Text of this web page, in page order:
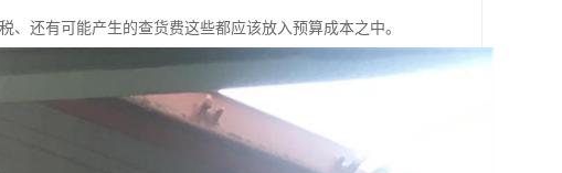
还有可能产生的查货费这些都应该放入预算成本之中。